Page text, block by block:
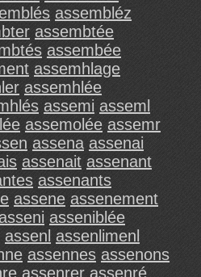
assembléz
assembtée
assembée
assemhlage
assemhlée
assemi asseml
assemolée assemr
assena assenai
assenait assenant
assenants
assene assenement
asseniblée
assenl assenlimenl
assennes assenons
assenrer assenré